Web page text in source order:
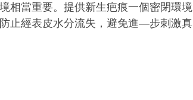
相當重要。提供新生疤痕一個密閉環境
止經表皮水分流失，避免進—步刺激真